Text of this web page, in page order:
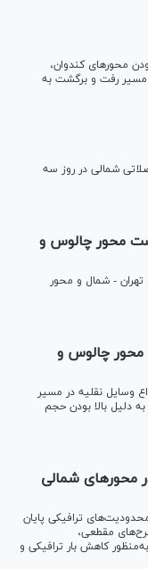
محور‌های کندوان،
مسیر رفت و برگشت به
شمالی در روز سه
محور چالوس و
تهران - شمال و محور
محور چالوس و
وسایل نقلیه در مسیر
دلیل بالا بودن حجم
محور‌های شمالی
محدودیت‌های ترافیکی پایان
مقطعی،
کاهش بار ترافیکی و